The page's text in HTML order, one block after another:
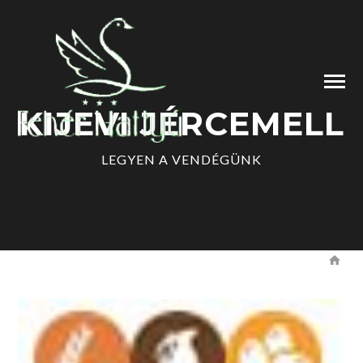
KIJEVI JÉRCEMELL
LEGYEN A VENDÉGÜNK